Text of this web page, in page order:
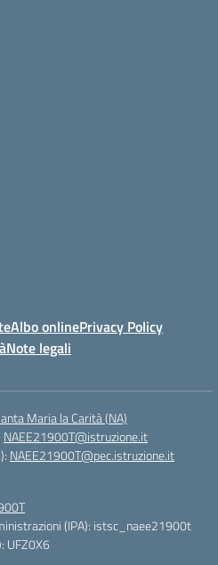
Albo onlinePrivacy Policy
Note legali
Maria la Carità (NA)
NAEE21900T@istruzione.it
NAEE21900T@pec.istruzione.it
(IPA): istsc_naee21900t
UFZ0X6